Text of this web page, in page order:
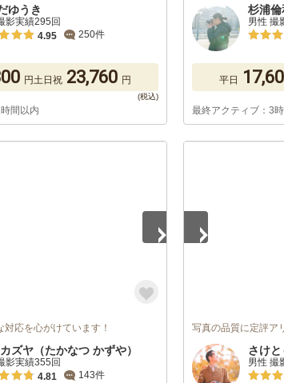
ゆうき
影実績295回
4.95
250件
円土日祝 23,760 円
間以内
杉浦倫
男性 撮
平日
最終アクティブ：3
応を心がけています！
ズヤ（たかなつ かずや）
影実績355回
4.81
143件
写真の品質に定評ア
さけと
男性 撮